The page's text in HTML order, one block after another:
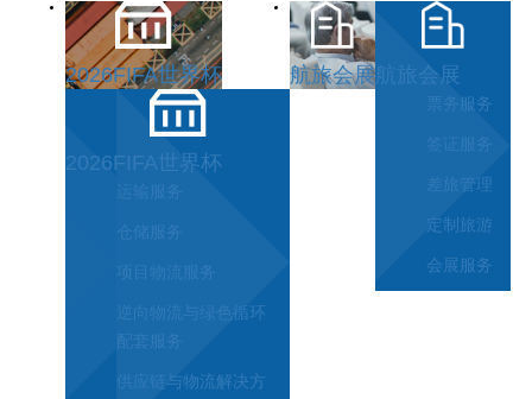
2026FIFA世界杯
2026FIFA世界杯
运输服务
仓储服务
项目物流服务
逆向物流与绿色循环
配套服务
供应链与物流解决方
航旅会展航旅会展
票务服务
签证服务
差旅管理
定制旅游
会展服务